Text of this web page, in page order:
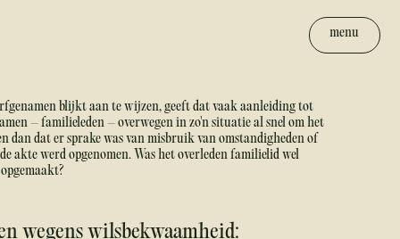
menu
blijkt aan te wijzen, geeft dat vaak aanleiding tot
– familieleden – overwegen in zo'n situatie al snel om het
dan dat er sprake was van misbruik van omstandigheden of
akte werd opgenomen. Was het overleden familielid wel
wegens wilsbekwaamheid: